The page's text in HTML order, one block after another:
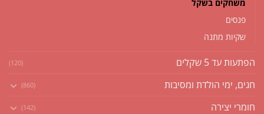
משחקים בשקל
פנסים
שקיות מתנה
הפתעות עד 5 שקלים (120)
חגים, ימי הולדת ומסיבות (860)
חומרי יצירה (142)